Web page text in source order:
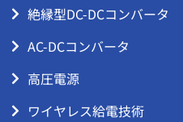
絶縁型DC-DCコンバータ
AC-DCコンバータ
高圧電源
ワイヤレス給電技術